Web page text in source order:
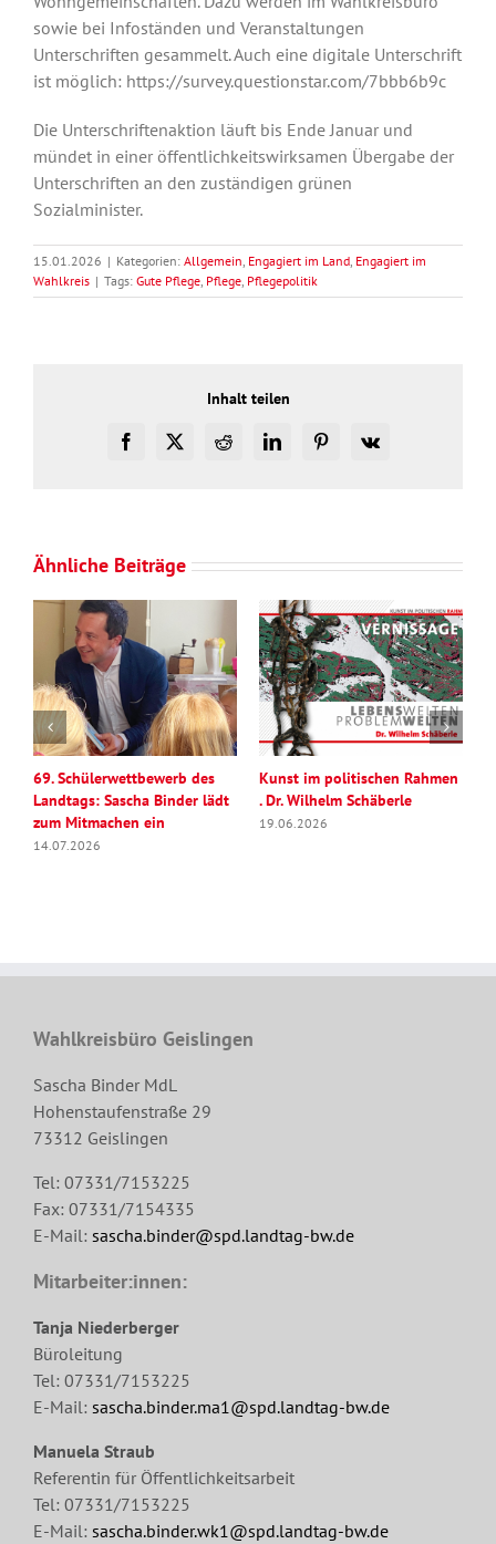
sowie bei Infoständen und Veranstaltungen
Unterschriften gesammelt. Auch eine digitale Unterschrift
ist möglich: https://survey.questionstar.com/7bbb6b9c
Die Unterschriftenaktion läuft bis Ende Januar und
mündet in einer öffentlichkeitswirksamen Übergabe der
Unterschriften an den zuständigen grünen
Sozialminister.
15.01.2026 | Kategorien: Allgemein Engagiert im Land Engagiert im
Wahlkreis | Tags: Gute Pflege Pflege Pflegepolitik
Inhalt teilen
Facebook
X RedditLinkedInPinterest
Vk
Ähnliche Beiträge
69. Schülerwettbewerb des
Landtags: Sascha Binder lädt
zum Mitmachen ein
14.07.2026
Kunst im politischen Rahmen
. Dr. Wilhelm Schäberle
19.06.2026
Wahlkreisbüro Geislingen
Sascha Binder MdL
Hohenstaufenstraße 29
73312 Geislingen
Tel: 07331/7153225
Fax: 07331/7154335
E-Mail: sascha.binder@spd.landtag-bw.de
Mitarbeiter:innen:
Tanja Niederberger
Büroleitung
Tel: 07331/7153225
E-Mail: sascha.binder.ma1@spd.landtag-bw.de
Manuela Straub
Referentin für Öffentlichkeitsarbeit
Tel: 07331/7153225
E-Mail: sascha.binder.wk1@spd.landtag-bw.de